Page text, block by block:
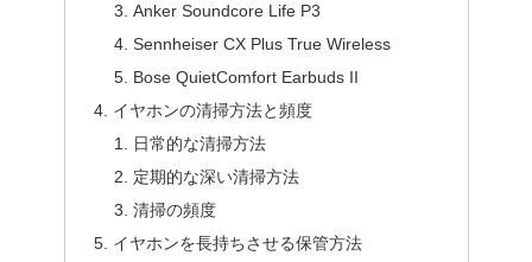
Anker Soundcore Life P3
Sennheiser CX Plus True Wireless
Bose QuietComfort Earbuds II
イヤホンの清掃方法と頻度
日常的な清掃方法
定期的な深い清掃方法
清掃の頻度
イヤホンを長持ちさせる保管方法